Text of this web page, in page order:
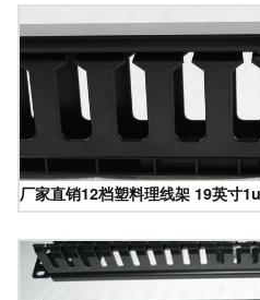
厂家直销12档塑料理线架 19英寸